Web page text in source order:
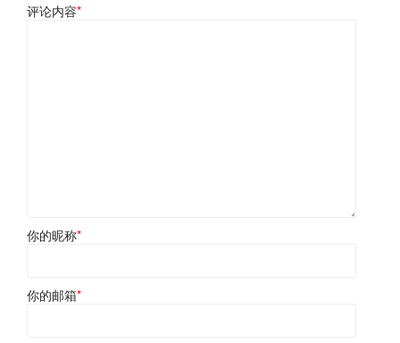
评论内容*
你的昵称*
你的邮箱*